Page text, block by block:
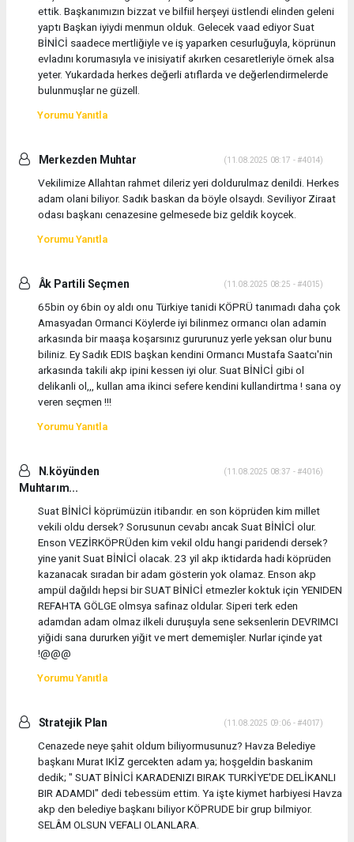
ettik. Başkanımızın bizzat ve bilfiil herşeyi üstlendi elinden geleni
yaptı Başkan iyiydi menmun olduk. Gelecek vaad ediyor Suat
BİNİCİ saadece mertliğiyle ve iş yaparken cesurluğuyla, köprünun
evladını korumasıyla ve inisiyatif akırken cesaretleriyle örnek alsa
yeter. Yukardada herkes değerli atıflarda ve değerlendirmelerde
bulunmuşlar ne güzell.
Yorumu Yanıtla
Merkezden Muhtar (11.08.2025 08:17 - #4014)
Vekilimize Allahtan rahmet dileriz yeri doldurulmaz denildi. Herkes
adam olani biliyor. Sadık baskan da böyle olsaydı. Seviliyor Ziraat
odası başkanı cenazesine gelmesede biz geldik koycek.
Yorumu Yanıtla
Âk Partili Seçmen (11.08.2025 08:25 - #4015)
65bin oy 6bin oy aldı onu Türkiye tanidi KÖPRÜ tanımadı daha çok
Amasyadan Ormanci Köylerde iyi bilinmez ormancı olan adamin
arkasında bir maaşa koşarsınız gururunuz yerle yeksan olur bunu
biliniz. Ey Sadık EDIS başkan kendini Ormancı Mustafa Saatcı'nin
arkasında takili akp ipini kessen iyi olur. Suat BİNİCİ gibi ol
delikanli ol,,, kullan ama ikinci sefere kendini kullandirtma ! sana oy
veren seçmen !!!
Yorumu Yanıtla
N.köyünden
Muhtarım...
(11.08.2025 08:37 - #4016)
Suat BİNİCİ köprümüzün itibarıdır. en son köprüden kim millet
vekili oldu dersek? Sorusunun cevabı ancak Suat BİNİCİ olur.
Enson VEZİRKÖPRÜden kim vekil oldu hangi paridendi dersek?
yine yanit Suat BİNİCİ olacak. 23 yil akp iktidarda hadi köprüden
kazanacak sıradan bir adam gösterin yok olamaz. Enson akp
ampül dağıldı hepsi bir SUAT BİNİCİ etmezler koktuk için YENIDEN
REFAHTA GÖLGE olmsya safinaz oldular. Siperi terk eden
adamdan adam olmaz ilkeli duruşuyla sene seksenlerin DEVRIMCI
yiğidi sana dururken yiğit ve mert dememişler. Nurlar içinde yat
!@@@
Yorumu Yanıtla
Stratejik Plan (11.08.2025 09:06 - #4017)
Cenazede neye şahit oldum biliyormusunuz? Havza Belediye
başkanı Murat IKİZ gercekten adam ya; hoşgeldin baskanim
dedik; " SUAT BİNİCİ KARADENIZI BIRAK TURKİYE'DE DELİKANLI
BIR ADAMDI" dedi tebessüm ettim. Ya işte kiymet harbiyesi Havza
akp den belediye başkanı biliyor KÖPRUDE bir grup bilmiyor.
SELÂM OLSUN VEFALI OLANLARA.